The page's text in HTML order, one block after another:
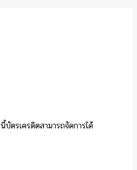
ตรเครดิตสามารถจัดการได้